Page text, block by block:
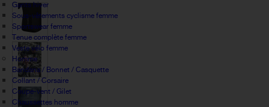
Gants hiver
Sous-vêtements cyclisme femme
Sportswear femme
Tenue complète femme
Veste vélo femme
Homme
Bandana / Bonnet / Casquette
Collant / Corsaire
Coupe-vent / Gilet
Chaussettes homme